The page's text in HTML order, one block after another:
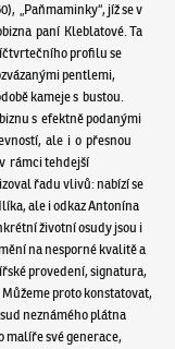
„Paňmaminky“, jíž se v
paní Kleblatové. Ta
profilu se
pentlemi,
kameje s bustou.
s efektně podanými
ale i o přesnou
rámci tehdejší
řadu vlivů: nabízí se
ale i odkaz Antonína
životní osudy jsou i
na nesporné kvalitě a
provedení, signatura,
proto konstatovat,
neznámého plátna
malíře své generace,